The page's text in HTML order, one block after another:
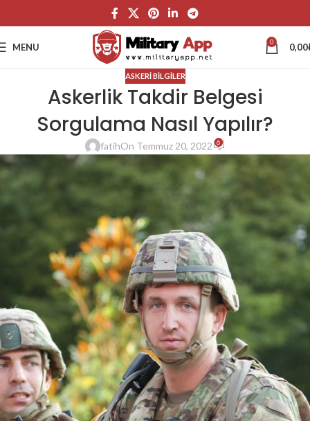
MENU 0 0,00
ASKERI BILGILER
Askerlik Takdir Belgesi
Sorgulama Nasıl Yapılır?
fatihOn Temmuz 20, 2022 6